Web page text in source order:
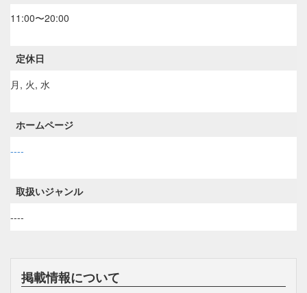
11:00〜20:00
定休日
月, 火, 水
ホームページ
----
取扱いジャンル
----
掲載情報について